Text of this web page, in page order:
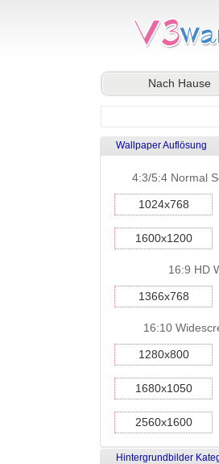
Nach Hause
Wallpaper Auflösung
4:3/5:4 Normal
1024x768
1600x1200
16:9 HD
1366x768
16:10
1280x800
1680x1050
2560x1600
Hintergrundbilder